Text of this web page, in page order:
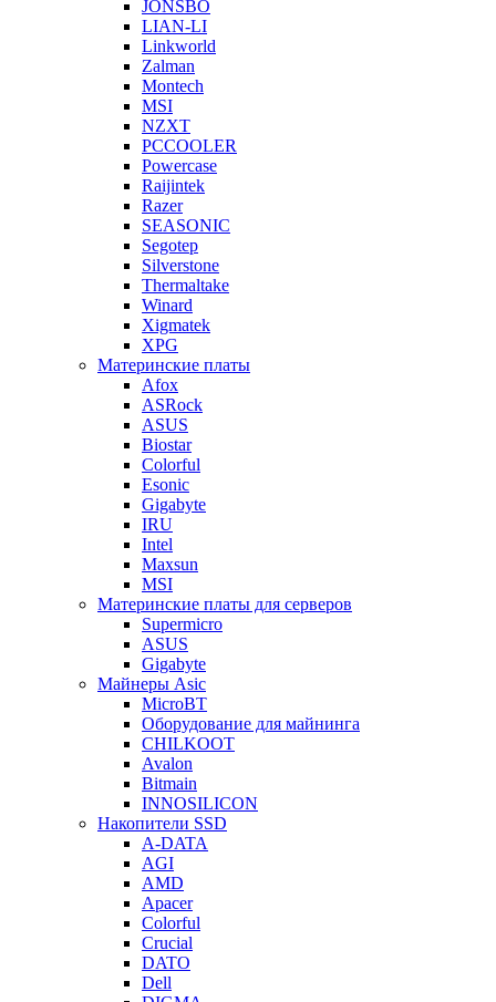
JONSBO
LIAN-LI
Linkworld
Zalman
Montech
MSI
NZXT
PCCOOLER
Powercase
Raijintek
Razer
SEASONIC
Segotep
Silverstone
Thermaltake
Winard
Xigmatek
XPG
Материнские платы
Afox
ASRock
ASUS
Biostar
Colorful
Esonic
Gigabyte
IRU
Intel
Maxsun
MSI
Материнские платы для серверов
Supermicro
ASUS
Gigabyte
Майнеры Asic
MicroBT
Оборудование для майнинга
CHILKOOT
Avalon
Bitmain
INNOSILICON
Накопители SSD
A-DATA
AGI
AMD
Apacer
Colorful
Crucial
DATO
Dell